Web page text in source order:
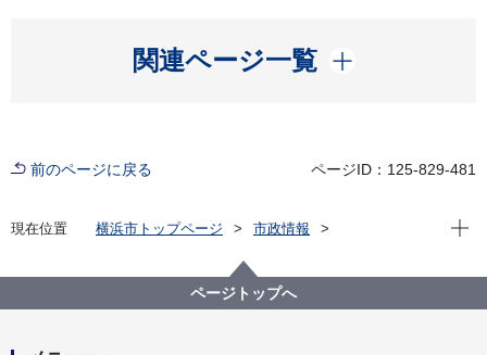
関連ページ一覧
開く
前のページに戻る ページID：125-829-481
現在位置 横浜市トップページ
市政情報
命を救った“気づき”に感謝を！ 孤立予防対策協力事業
者を表彰します
現在
ページトップへ